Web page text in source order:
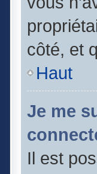
côté, et
Haut
Je me
Il est